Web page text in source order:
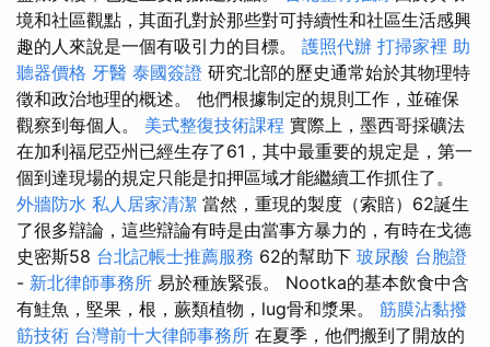
境和社區觀點，其面孔對於那些對可持續性和社區生活感興
趣的人來說是一個有吸引力的目標。 護照代辦 打掃家裡 助
聽器價格 牙醫 泰國簽證 研究北部的歷史通常始於其物理特
徵和政治地理的概述。 他們根據制定的規則工作，並確保
觀察到每個人。 美式整復技術課程 實際上，墨西哥採礦法
在加利福尼亞州已經生存了61，其中最重要的規定是，第一
個到達現場的規定只能是扣押區域才能繼續工作抓住了。
外牆防水 私人居家清潔 當然，重現的製度（索賠）62誕生
了很多辯論，這些辯論有時是由當事方暴力的，有時在戈德
史密斯58 台北記帳士推薦服務 62的幫助下 玻尿酸 台胞證
- 新北律師事務所 易於種族緊張。 Nootka的基本飲食中含
有鮭魚，堅果，根，蕨類植物，lug骨和漿果。 筋膜沾黏撥
筋技術 台灣前十大律師事務所 在夏季，他們搬到了開放的